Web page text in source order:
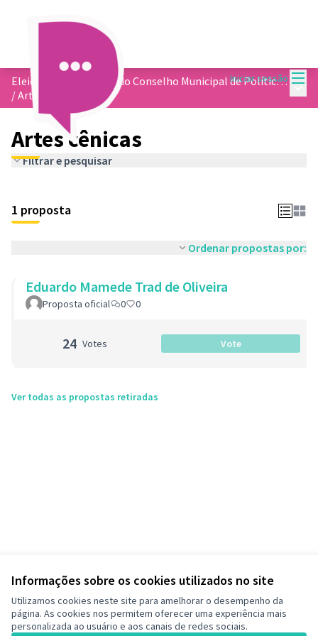
Informações sobre os cookies utilizados no site
Utilizamos cookies neste site para amelhorar o desempenho da
página. As cookies nos permitem oferecer uma experiência mais
personalizada ao usuário e aos canais de redes sociais.
Iniciar sessão
Eleição dos membros do Conselho Municipal de Política Cultural
/Artes cênicas
Artes cênicas
Filtrar e pesquisar
1 proposta
Ordenar propostas por:
Eduardo Mamede Trad de Oliveira
Proposta oficial 0 0
24 Votes Vote
Ver todas as propostas retiradas